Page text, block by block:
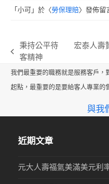
「小可 」於〈勞保理賠〉發佈留
previous
post:
秉持公平待
客精神
post:
宏泰人壽
我們最重要的職務就是服務客戶，
起點，最重要的是要給客人專業的
與我
近期文章
元大人壽福氣美滿美元利